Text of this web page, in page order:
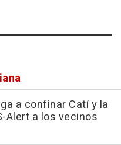
a confinar Catí y la
Alert a los vecinos